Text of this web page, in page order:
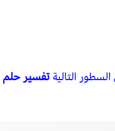
التاليةتفسير حلم